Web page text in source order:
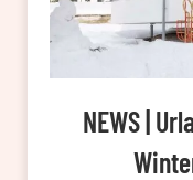
NEWS |